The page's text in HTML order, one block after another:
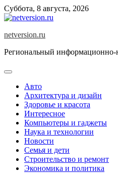
Skip
to
Суббота, 8 августа, 2026
netversion.ru
Региональный информационно-
Авто
Архитектура и дизайн
Здоровье и красота
Интересное
Компьютеры и гаджеты
Наука и технологии
Новости
Семья и дети
Строительство и ремонт
Экономика и политика